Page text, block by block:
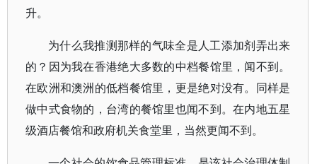
升。
为什么我推测那样的气味全是人工添加剂弄出来
的？因为我在香港绝大多数的中档餐馆里，闻不到。
在欧洲和澳洲的低档餐馆里，更是绝对没有。同样是
做中式食物的，台湾的餐馆里也闻不到。在内地五星
级酒店餐馆和政府机关食堂里，当然更闻不到。